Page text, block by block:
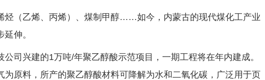
烃（乙烯、丙烯）、煤制甲醇……如今，内蒙古的现代煤化工产业
伸。
公司兴建的1万吨/年聚乙醇酸示范项目，一期工程将在年内建成。
为原料，所产的聚乙醇酸材料可降解为水和二氧化碳，广泛用于页